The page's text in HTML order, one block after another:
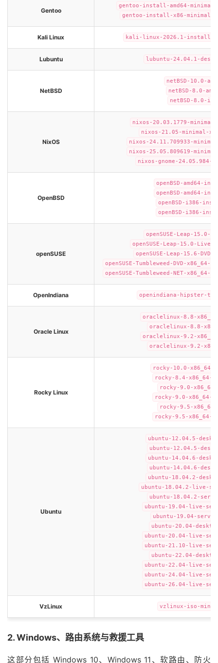
Gentoo
gentoo-install-amd64-minimal-
gentoo-install-x86-minimal-
Kali Linux kali-linux-2026.1-
Lubuntu lubuntu-24.04.1-
NetBSD
netBSD-10.0-
netBSD-8.0-
netBSD-8.0-
NixOS
nixos-20.03.1779-
nixos-21.05-minimal-
nixos-24.11.709933-
nixos-25.05.809619-
nixos-gnome-24.05.984-
OpenBSD
openBSD-amd64-
openBSD-amd64-
openBSD-i386-
openBSD-i386-
openSUSE
openSUSE-Leap-15.0-
openSUSE-Leap-15.0-
openSUSE-Leap-15.6-
openSUSE-Tumbleweed-DVD-x86_64-
openSUSE-Tumbleweed-NET-x86_64-
OpenIndiana openindiana-hipster-
Oracle Linux
oraclelinux-8.8-
oraclelinux-8.8-
oraclelinux-9.2-
oraclelinux-9.2-
Rocky Linux
rocky-10.0-x86_64-
rocky-8.4-x86_64-
rocky-9.0-
rocky-9.0-x86_64-
rocky-9.5-
rocky-9.5-x86_64-
Ubuntu
ubuntu-12.04.5-
ubuntu-12.04.5-
ubuntu-14.04.6-
ubuntu-14.04.6-
ubuntu-18.04.2-
ubuntu-18.04.2-live-
ubuntu-18.04.2-
ubuntu-19.04-live-
ubuntu-19.04-
ubuntu-20.04-
ubuntu-20.04-live-
ubuntu-21.10-live-
ubuntu-22.04-
ubuntu-22.04-live-
ubuntu-24.04-live-
ubuntu-26.04-live-
VzLinux vzlinux-iso-min-
2. Windows、路由系统与救援工具
这部分包括 Windows 10、Windows 11、软路由、防火